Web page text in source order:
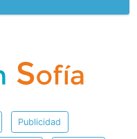
Publicidad